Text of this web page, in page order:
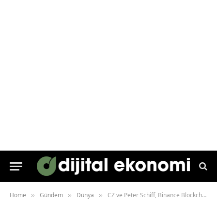
Home » Gündem » Dünya » CZ ve Peter Schiff, Binance Blockchain Week 2025 Dubai’de kozlarını paylaşacak